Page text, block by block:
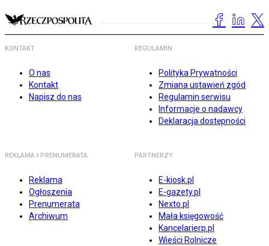
KONTAKT
O nas
Kontakt
Napisz do nas
REGULAMIN
Polityka Prywatności
Zmiana ustawień zgód
Regulamin serwisu
Informacje o nadawcy
Deklaracja dostępności
REKLAMA I PRENUMERATA
Reklama
Ogłoszenia
Prenumerata
Archiwum
PARTNERZY
E-kiosk.pl
E-gazety.pl
Nexto.pl
Mała księgowość
Kancelarierp.pl
Wieści Rolnicze